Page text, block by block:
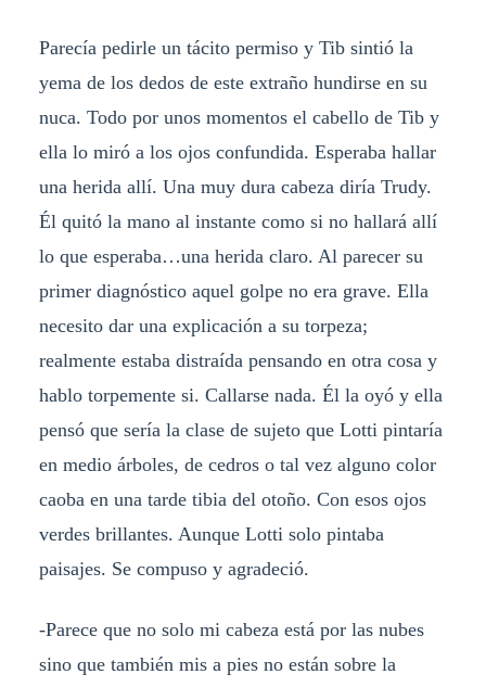
Parecía pedirle un tácito permiso y Tib sintió la
yema de los dedos de este extraño hundirse en su
nuca. Todo por unos momentos el cabello de Tib y
ella lo miró a los ojos confundida. Esperaba hallar
una herida allí. Una muy dura cabeza diría Trudy.
Él quitó la mano al instante como si no hallará allí
lo que esperaba…una herida claro. Al parecer su
primer diagnóstico aquel golpe no era grave. Ella
necesito dar una explicación a su torpeza;
realmente estaba distraída pensando en otra cosa y
hablo torpemente si. Callarse nada. Él la oyó y ella
pensó que sería la clase de sujeto que Lotti pintaría
en medio árboles, de cedros o tal vez alguno color
caoba en una tarde tibia del otoño. Con esos ojos
verdes brillantes. Aunque Lotti solo pintaba
paisajes. Se compuso y agradeció.
-Parece que no solo mi cabeza está por las nubes
sino que también mis a pies no están sobre la